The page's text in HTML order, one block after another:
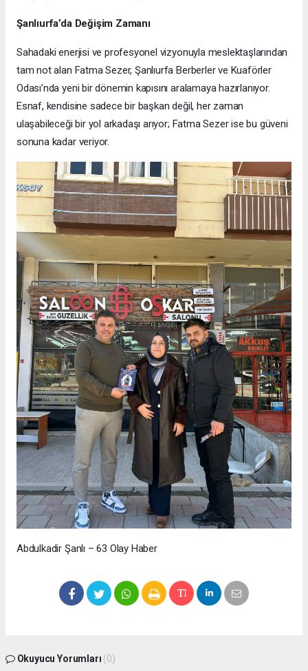
Şanlıurfa’da Değişim Zamanı
Sahadaki enerjisi ve profesyonel vizyonuyla meslektaşlarından
tam not alan Fatma Sezer, Şanlıurfa Berberler ve Kuaförler
Odası’nda yeni bir dönemin kapısını aralamaya hazırlanıyor.
Esnaf, kendisine sadece bir başkan değil, her zaman
ulaşabileceği bir yol arkadaşı arıyor; Fatma Sezer ise bu güveni
sonuna kadar veriyor.
Abdulkadir Şanlı – 63 Olay Haber
Okuyucu Yorumları (0)